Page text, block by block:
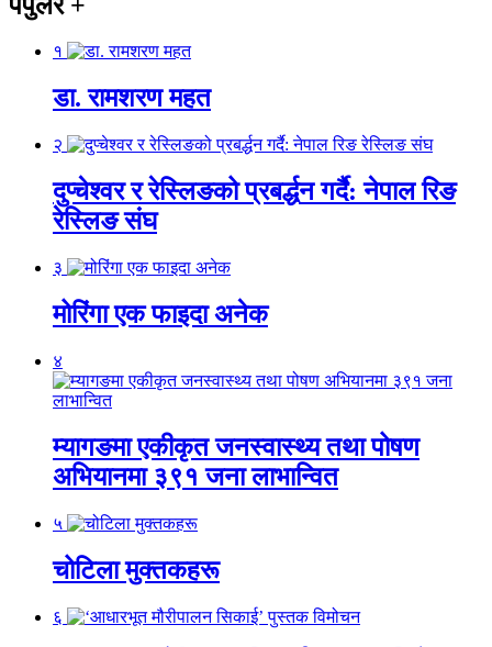
१
डा. रामशरण महत
२
दुप्चेश्वर र रेस्लिङको प्रबर्द्धन गर्दै: नेपाल रिङ
रेस्लिङ संघ
३
मोरिंगा एक फाइदा अनेक
४
म्यागङमा एकीकृत जनस्वास्थ्य तथा पोषण
अभियानमा ३९१ जना लाभान्वित
५
चोटिला मुक्तकहरू
६